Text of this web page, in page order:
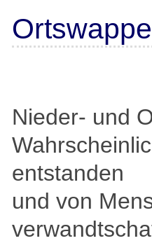
Nieder- und
entstanden
und von